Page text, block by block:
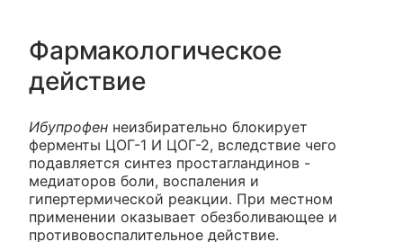
Фармакологическое
действие
Ибупрофен неизбирательно блокирует
ферменты ЦОГ-1 И ЦОГ-2, вследствие чего
подавляется синтез простагландинов -
медиаторов боли, воспаления и
гипертермической реакции. При местном
применении оказывает обезболивающее и
противовоспалительное действие.